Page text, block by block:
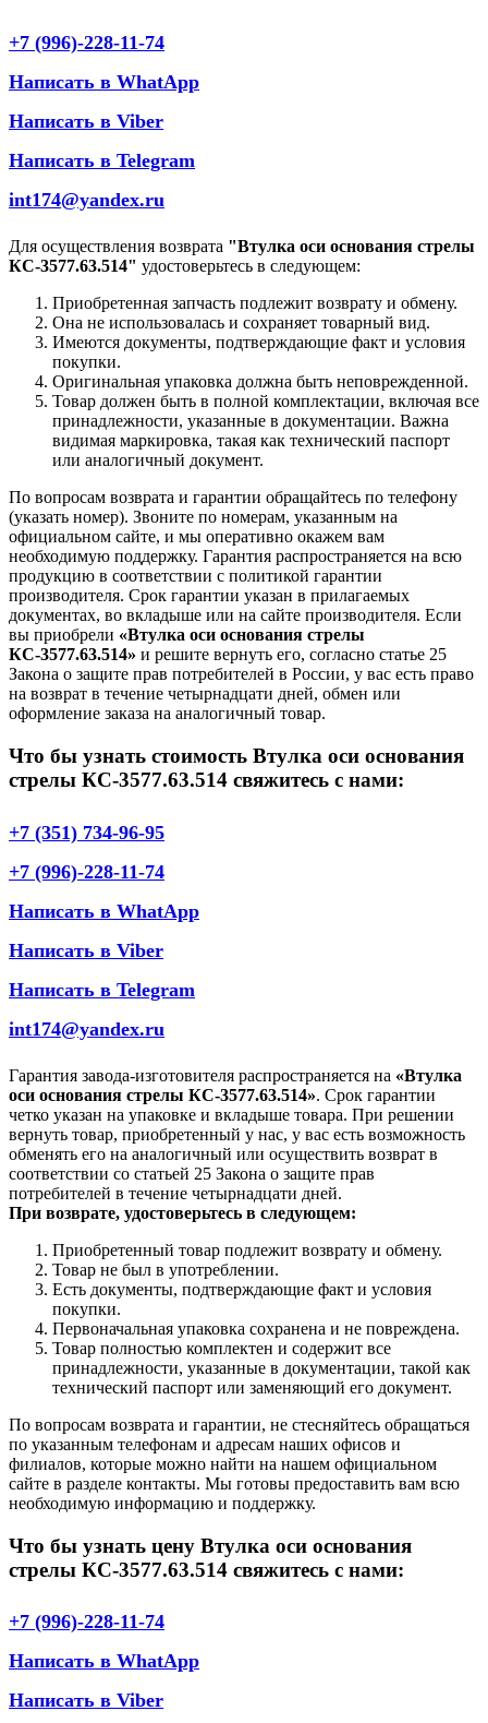
+7 (996)-228-11-74
Написать в WhatApp
Написать в Viber
Написать в Telegram
int174@yandex.ru
Для осуществления возврата "Втулка оси основания стрелы
КС-3577.63.514" удостоверьтесь в следующем:
Приобретенная запчасть подлежит возврату и обмену.
Она не использовалась и сохраняет товарный вид.
Имеются документы, подтверждающие факт и условия
покупки.
Оригинальная упаковка должна быть неповрежденной.
Товар должен быть в полной комплектации, включая все
принадлежности, указанные в документации. Важна
видимая маркировка, такая как технический паспорт
или аналогичный документ.
По вопросам возврата и гарантии обращайтесь по телефону
(указать номер). Звоните по номерам, указанным на
официальном сайте, и мы оперативно окажем вам
необходимую поддержку. Гарантия распространяется на всю
продукцию в соответствии с политикой гарантии
производителя. Срок гарантии указан в прилагаемых
документах, во вкладыше или на сайте производителя. Если
вы приобрели «Втулка оси основания стрелы
КС-3577.63.514» и решите вернуть его, согласно статье 25
Закона о защите прав потребителей в России, у вас есть право
на возврат в течение четырнадцати дней, обмен или
оформление заказа на аналогичный товар.
Что бы узнать стоимость Втулка оси основания
стрелы КС-3577.63.514 свяжитесь с нами:
+7 (351) 734-96-95
+7 (996)-228-11-74
Написать в WhatApp
Написать в Viber
Написать в Telegram
int174@yandex.ru
Гарантия завода-изготовителя распространяется на «Втулка
оси основания стрелы КС-3577.63.514». Срок гарантии
четко указан на упаковке и вкладыше товара. При решении
вернуть товар, приобретенный у нас, у вас есть возможность
обменять его на аналогичный или осуществить возврат в
соответствии со статьей 25 Закона о защите прав
потребителей в течение четырнадцати дней.
При возврате, удостоверьтесь в следующем:
Приобретенный товар подлежит возврату и обмену.
Товар не был в употреблении.
Есть документы, подтверждающие факт и условия
покупки.
Первоначальная упаковка сохранена и не повреждена.
Товар полностью комплектен и содержит все
принадлежности, указанные в документации, такой как
технический паспорт или заменяющий его документ.
По вопросам возврата и гарантии, не стесняйтесь обращаться
по указанным телефонам и адресам наших офисов и
филиалов, которые можно найти на нашем официальном
сайте в разделе контакты. Мы готовы предоставить вам всю
необходимую информацию и поддержку.
Что бы узнать цену Втулка оси основания
стрелы КС-3577.63.514 свяжитесь с нами:
+7 (996)-228-11-74
Написать в WhatApp
Написать в Viber